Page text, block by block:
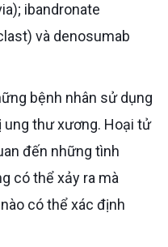
ibandronate
và denosumab
thư xương. Hoại tử
đến những tình
có thể xảy ra mà
có thể xác định